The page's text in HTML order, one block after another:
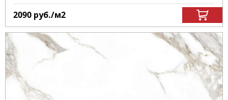
2090 руб./м2